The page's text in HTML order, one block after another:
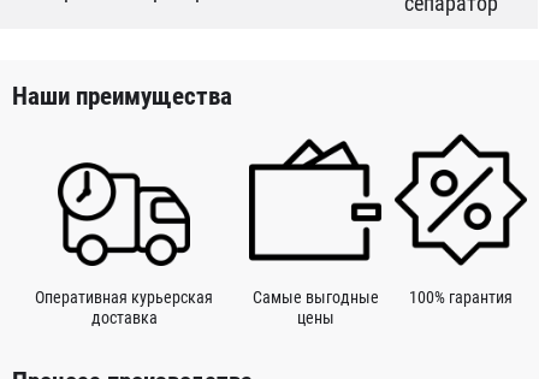
Наши преимущества
Оперативная курьерская
доставка
Самые выгодные
цены
100% гарантия